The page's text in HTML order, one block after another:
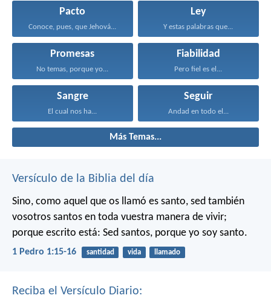
Pacto
Conoce, pues, que Jehová...
Ley
Y estas palabras que...
Promesas
No temas, porque yo...
Fiabilidad
Pero fiel es el...
Sangre
El cual nos ha...
Seguir
Andad en todo el...
Más Temas...
Versículo de la Biblia del día
Sino, como aquel que os llamó es santo, sed también
vosotros santos en toda vuestra manera de vivir;
porque escrito está: Sed santos, porque yo soy santo.
1 Pedro 1:15-16 santidad vida llamado
Reciba el Versículo Diario: